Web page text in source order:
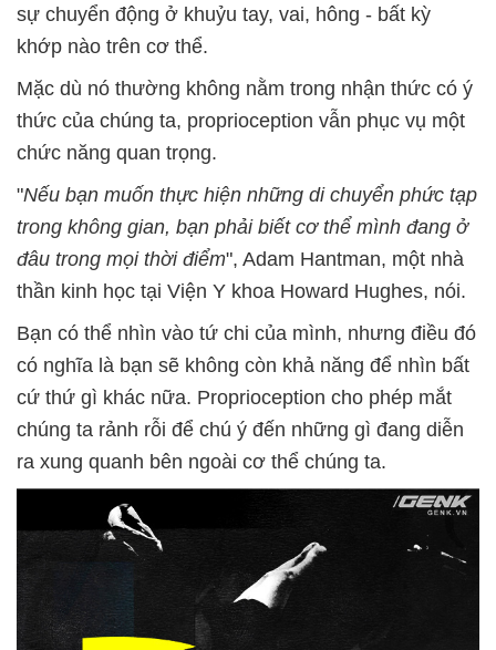
sự chuyển động ở khuỷu tay, vai, hông - bất kỳ
khớp nào trên cơ thể.
Mặc dù nó thường không nằm trong nhận thức có ý
thức của chúng ta, proprioception vẫn phục vụ một
chức năng quan trọng.
"Nếu bạn muốn thực hiện những di chuyển phức tạp
trong không gian, bạn phải biết cơ thể mình đang ở
đâu trong mọi thời điểm", Adam Hantman, một nhà
thần kinh học tại Viện Y khoa Howard Hughes, nói.
Bạn có thể nhìn vào tứ chi của mình, nhưng điều đó
có nghĩa là bạn sẽ không còn khả năng để nhìn bất
cứ thứ gì khác nữa. Proprioception cho phép mắt
chúng ta rảnh rỗi để chú ý đến những gì đang diễn
ra xung quanh bên ngoài cơ thể chúng ta.